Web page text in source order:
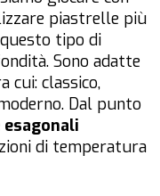
piastrelle più
tipo di
Sono adatte
cui: classico,
Dal punto
di temperatura